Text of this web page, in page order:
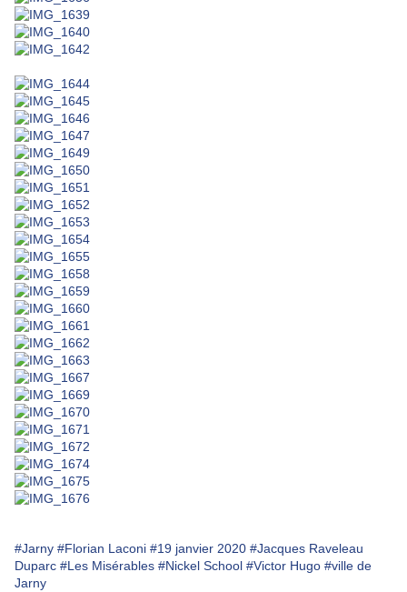
#Jarny #Florian Laconi #19 janvier 2020 #Jacques Raveleau
Duparc #Les Misérables #Nickel School #Victor Hugo #ville de
Jarny